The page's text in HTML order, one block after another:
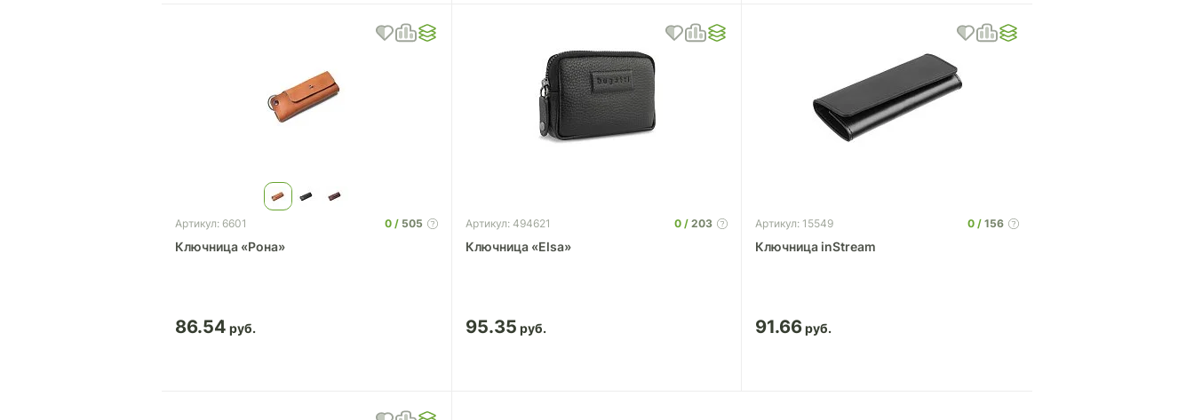
Артикул: 6601 0 505
Ключница «Рона»
86.54
Артикул: 494621 0 203
Ключница «Elsa»
95.35
Артикул: 15549 0 156
Ключница inStream
91.66